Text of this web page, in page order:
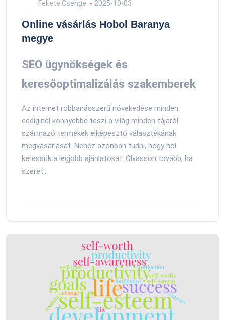
Fekete Csenge 2025-10-03
Online vásárlás Hobol Baranya
megye
SEO ügynökségek és
keresőoptimalizálás szakemberek
Az internet robbanásszerű növekedése minden
eddiginél könnyebbé teszi a világ minden tájáról
származó termékek elképesztő választékának
megvásárlását. Nehéz azonban tudni, hogy hol
keressük a legjobb ajánlatokat. Olvasson tovább, ha
szeret...